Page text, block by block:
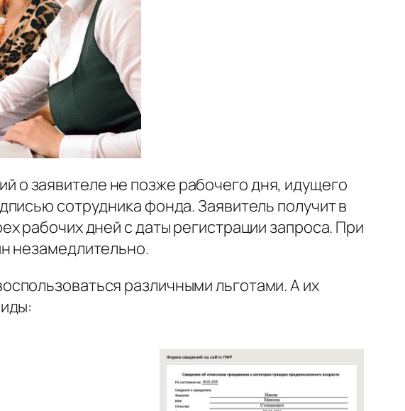
заявителе не позже рабочего дня, идущего
сотрудника фонда. Заявитель получит в
рабочих дней с даты регистрации запроса. При
незамедлительно.
различными льготами. А их